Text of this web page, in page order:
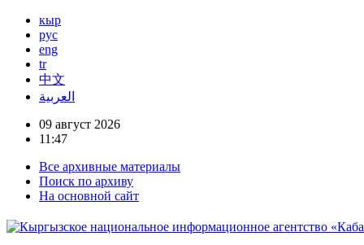
кыр
рус
eng
tr
中文
العربية
09 август 2026
11:47
Все архивные материалы
Поиск по архиву
На основной сайт